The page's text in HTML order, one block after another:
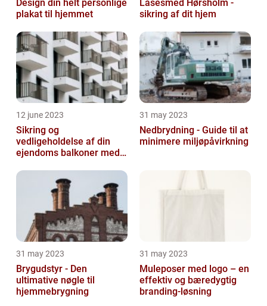
Design din helt personlige
plakat til hjemmet
Låsesmed Hørsholm -
sikring af dit hjem
12 june 2023
Sikring og
vedligeholdelse af din
ejendoms balkoner med
31 may 2023
Nedbrydning - Guide til at
minimere miljøpåvirkning
31 may 2023
Brygudstyr - Den
ultimative nøgle til
hjemmebrygning
31 may 2023
Muleposer med logo – en
effektiv og bæredygtig
branding-løsning